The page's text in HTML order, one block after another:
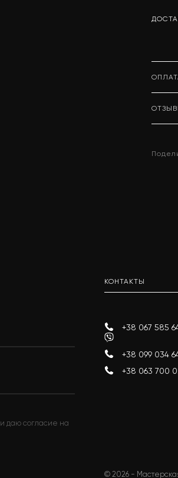
и даю согласие на
КОНТАКТЫ
+38 067 585
+38 099 034
+38 063 700
© 2026 -